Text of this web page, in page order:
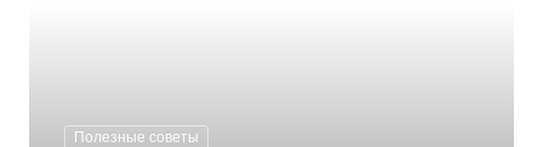
Полезные советы